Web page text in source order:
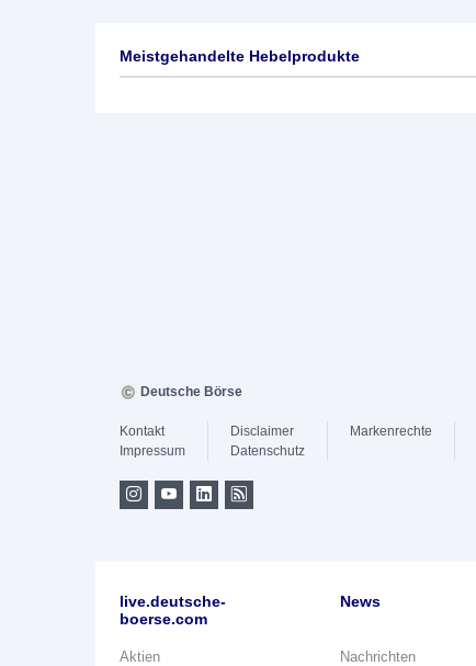
Meistgehandelte Hebelprodukte
Deutsche Börse
Kontakt
Impressum
Disclaimer
Datenschutz
Markenrechte
live.deutsche-
boerse.com
Aktien
News
Nachrichten